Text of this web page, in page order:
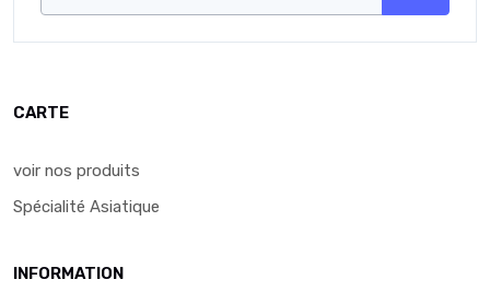
CARTE
voir nos produits
Spécialité Asiatique
INFORMATION